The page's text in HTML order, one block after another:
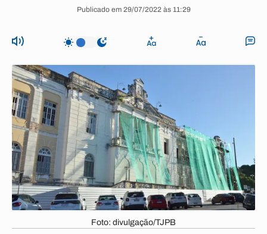
Publicado em 29/07/2022 às 11:29
Foto: divulgação/TJPB